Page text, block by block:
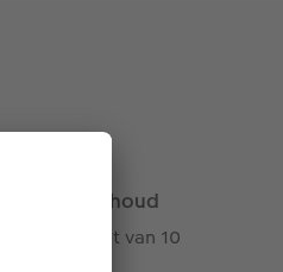
Inhoud
Set van 10